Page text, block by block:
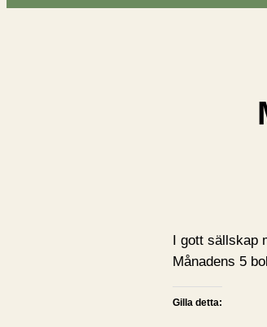
I gott sällskap
Månadens 5
Gilla detta: